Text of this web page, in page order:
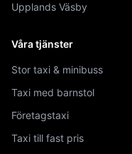
Upplands Väsby
Våra tjänster
Stor taxi & minibuss
Taxi med barnstol
Företagstaxi
Taxi till fast pris